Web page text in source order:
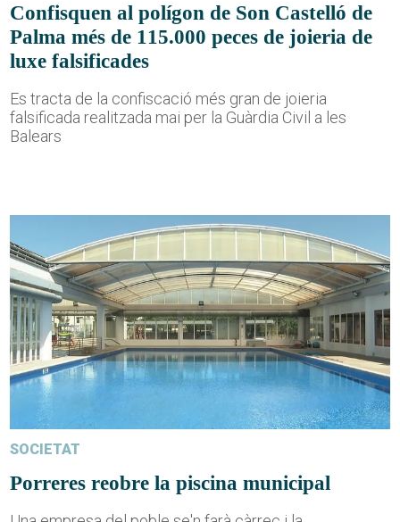
Confisquen al polígon de Son Castelló de
Palma més de 115.000 peces de joieria de
luxe falsificades
Es tracta de la confiscació més gran de joieria
falsificada realitzada mai per la Guàrdia Civil a les
Balears
SOCIETAT
Porreres reobre la piscina municipal